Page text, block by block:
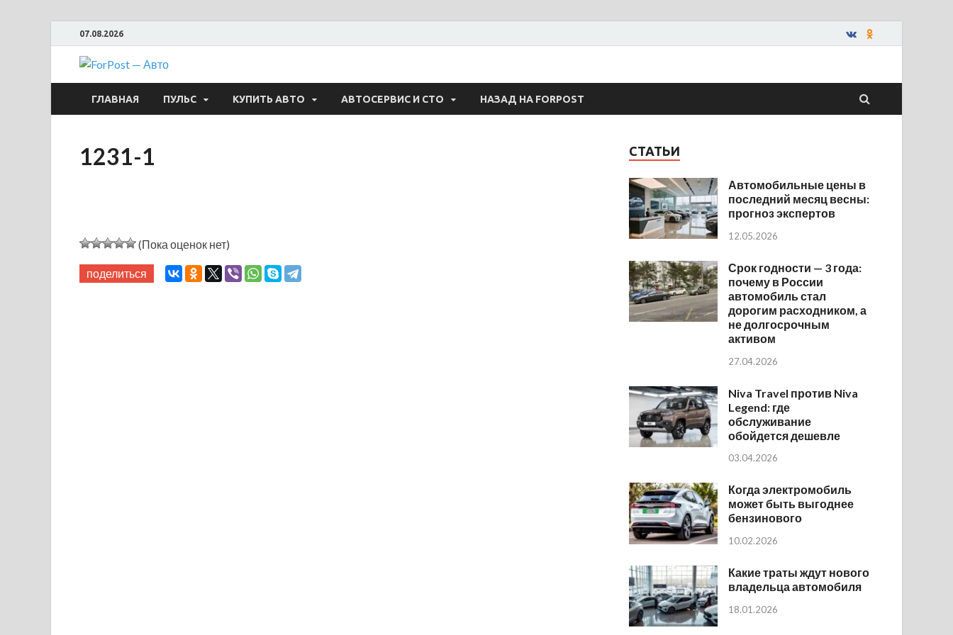
07.08.2026
ForPost — Авто
ГЛАВНАЯ ПУЛЬС КУПИТЬ АВТО АВТОСЕРВИС И СТО НАЗАД НА FORPOST
1231-1
(Пока оценок нет)
поделиться
СТАТЬИ
Автомобильные цены в
последний месяц весны:
прогноз экспертов
12.05.2026
Срок годности — 3 года:
почему в России
автомобиль стал
дорогим расходником, а
не долгосрочным
активом
27.04.2026
Niva Travel против Niva
Legend: где
обслуживание
обойдется дешевле
03.04.2026
Когда электромобиль
может быть выгоднее
бензинового
10.02.2026
Какие траты ждут нового
владельца автомобиля
18.01.2026